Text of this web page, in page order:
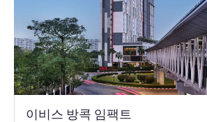
이비스 방콕 임팩트